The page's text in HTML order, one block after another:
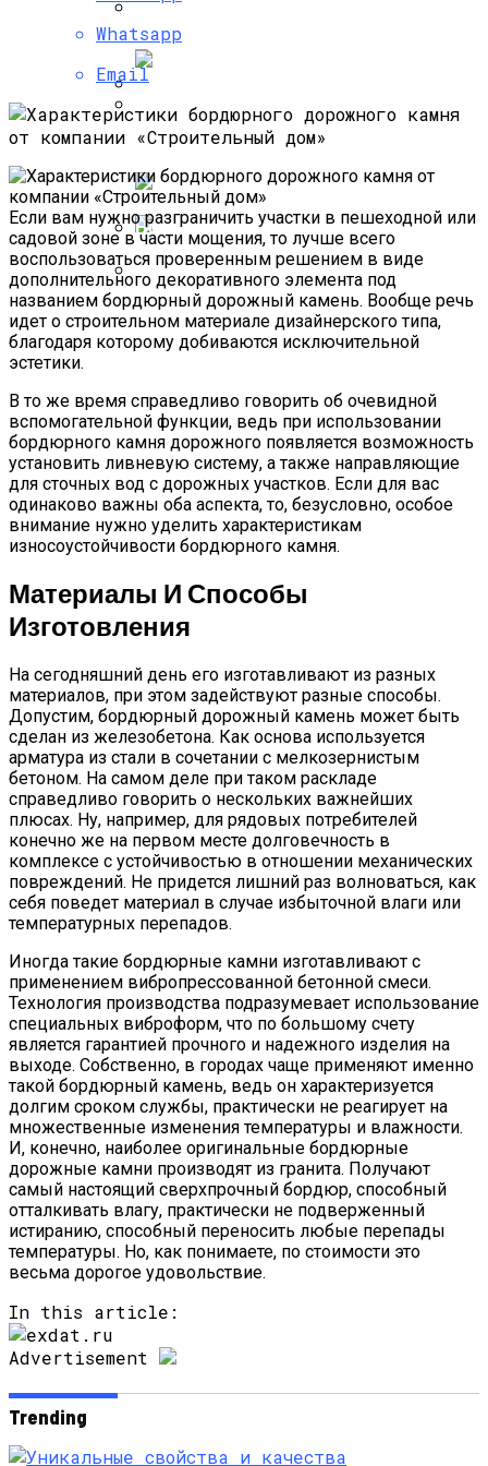
Насколько Важно Получение
Разрешения На Реконструкцию?
Химический Пилинг:
Противопоказания И Возможные
Негативные Последствия
Ретиноевый Пилинг:
Противопоказания, Воздействие На
Кожу
Появились Изображения Интерьера
Нового Электрокара От Changan И Huawei
В Госдуме Предложили Установить 50%
Скидки На Штрафы За Неоплаченную
Парковку
Whatsapp
Email
Если вам нужно разграничить участки в пешеходной или
садовой зоне в части мощения, то лучше всего
воспользоваться проверенным решением в виде
дополнительного декоративного элемента под
названием бордюрный дорожный камень. Вообще речь
идет о строительном материале дизайнерского типа,
благодаря которому добиваются исключительной
эстетики.
В то же время справедливо говорить об очевидной
вспомогательной функции, ведь при использовании
бордюрного камня дорожного появляется возможность
установить ливневую систему, а также направляющие
для сточных вод с дорожных участков. Если для вас
одинаково важны оба аспекта, то, безусловно, особое
внимание нужно уделить характеристикам
износоустойчивости бордюрного камня.
Материалы И Способы
Изготовления
На сегодняшний день его изготавливают из разных
материалов, при этом задействуют разные способы.
Допустим, бордюрный дорожный камень может быть
сделан из железобетона. Как основа используется
арматура из стали в сочетании с мелкозернистым
бетоном. На самом деле при таком раскладе
справедливо говорить о нескольких важнейших
плюсах. Ну, например, для рядовых потребителей
конечно же на первом месте долговечность в
комплексе с устойчивостью в отношении механических
повреждений. Не придется лишний раз волноваться, как
себя поведет материал в случае избыточной влаги или
температурных перепадов.
Иногда такие бордюрные камни изготавливают с
применением вибропрессованной бетонной смеси.
Технология производства подразумевает использование
специальных виброформ, что по большому счету
является гарантией прочного и надежного изделия на
выходе. Собственно, в городах чаще применяют именно
такой бордюрный камень, ведь он характеризуется
долгим сроком службы, практически не реагирует на
множественные изменения температуры и влажности.
И, конечно, наиболее оригинальные бордюрные
дорожные камни производят из гранита. Получают
самый настоящий сверхпрочный бордюр, способный
отталкивать влагу, практически не подверженный
истиранию, способный переносить любые перепады
температуры. Но, как понимаете, по стоимости это
весьма дорогое удовольствие.
In this article:
Advertisement
Trending